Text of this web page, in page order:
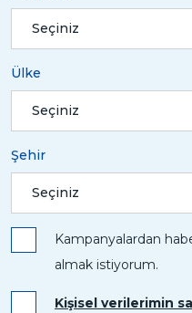
Ülke
Şehir
Kampanyalardan
almak istiyorum.
Kişisel verilerimin